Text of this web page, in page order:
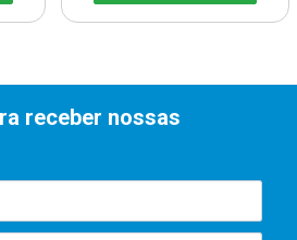
receber nossas